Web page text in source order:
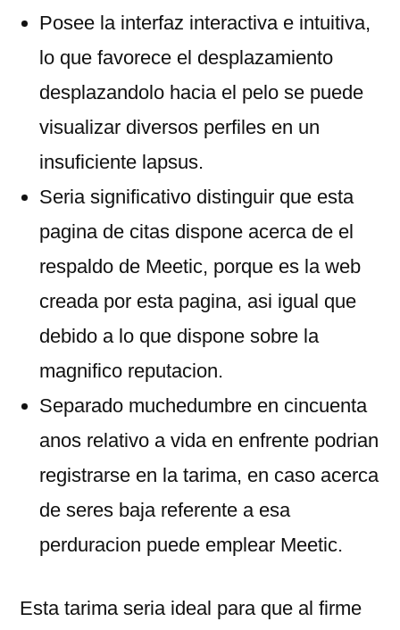
Posee la interfaz interactiva e intuitiva,
lo que favorece el desplazamiento
desplazandolo hacia el pelo se puede
visualizar diversos perfiles en un
insuficiente lapsus.
Seria significativo distinguir que esta
pagina de citas dispone acerca de el
respaldo de Meetic, porque es la web
creada por esta pagina, asi igual que
debido a lo que dispone sobre la
magnifico reputacion.
Separado muchedumbre en cincuenta
anos relativo a vida en enfrente podrian
registrarse en la tarima, en caso acerca
de seres baja referente a esa
perduracion puede emplear Meetic.
Esta tarima seria ideal para que al firme